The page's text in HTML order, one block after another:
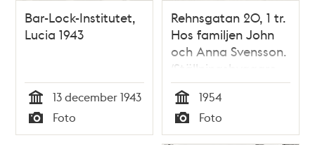
Bar-Lock-Institutet,
Lucia 1943
Tid
13 december 1943
Typ
Foto
Rehnsgatan 20, 1 tr.
Hos familjen John
och Anna Svensson.
(Ställningsbyggare
John Svensson.)
Tid
1954
Typ
Foto